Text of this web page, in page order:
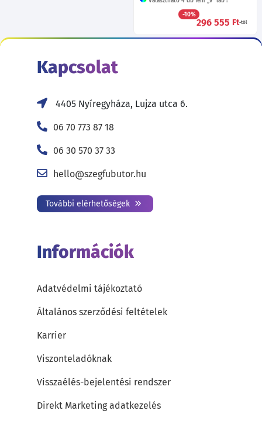
-10%
296 555 Ft-tól
Kapcsolat
4405 Nyíregyháza, Lujza utca 6.
06 70 773 87 18
06 30 570 37 33
hello@szegfubutor.hu
További elérhetőségek
Információk
Adatvédelmi tájékoztató
Általános szerződési feltételek
Karrier
Viszonteladóknak
Visszaélés-bejelentési rendszer
Direkt Marketing adatkezelés